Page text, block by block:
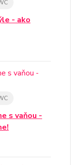
- ako
s vaňou -